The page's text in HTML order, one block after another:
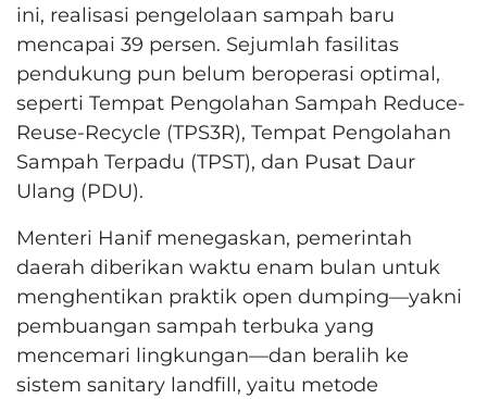
ini, realisasi pengelolaan sampah baru
mencapai 39 persen. Sejumlah fasilitas
pendukung pun belum beroperasi optimal,
seperti Tempat Pengolahan Sampah Reduce-
Reuse-Recycle (TPS3R), Tempat Pengolahan
Sampah Terpadu (TPST), dan Pusat Daur
Ulang (PDU).
Menteri Hanif menegaskan, pemerintah
daerah diberikan waktu enam bulan untuk
menghentikan praktik open dumping—yakni
pembuangan sampah terbuka yang
mencemari lingkungan—dan beralih ke
sistem sanitary landfill, yaitu metode